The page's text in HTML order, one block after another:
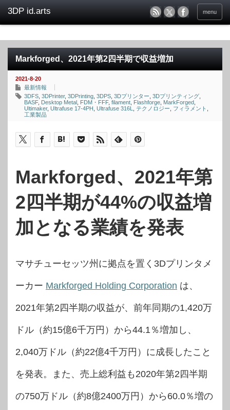
menu
Markforged、2021年第2四半期で収益増加
2021-8-20
最新情報
3DFS 3DPrinter, 3DPrinting 3DPS 3Dプリンター 3Dプリンティング
BASF, Desktop Metal FDM・FFF, filament Flashforge MarkForged
Ultimaker, Ultrafuse 17-4PH Ultrafuse 316L テクノロジー フィラメント
工業製品
Markforged、2021年第
2四半期が44%の収益増
加となる業績を発表
マサチューセッツ州に拠点を置く3Dプリンタメ
ーカー Markforged Holding Corporation は、
2021年第2四半期の収益が、前年同期の1,420万
ドル（約15億6千万円）から44.1％増加し、
2,040万ドル（約22億4千万円）に成長したこと
を発表。また、売上総利益も2020年第2四半期
の750万ドル（約8億2400万円）から60.0％増の